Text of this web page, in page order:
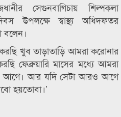
সেগুনবাগিচায় শিল্পকলা
উপলক্ষে স্বাস্থ্য অধিদফতর
বলেন।
খুব তাড়াতাড়ি আমরা করোনার
ফেব্রুয়ারি মাসের মধ্যে আমরা
আগে। আর যদি সেটা আরও আগে
হয়তোবা।’